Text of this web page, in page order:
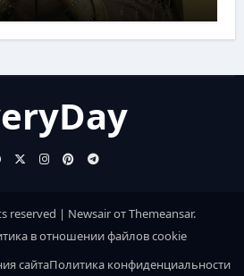
reserved | NewsairотThemeansar.
в отношении файлов cookie
сайтаПолитика конфиденциальности